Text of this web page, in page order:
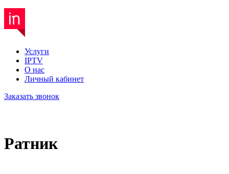
Услуги
IPTV
О нас
Личный кабинет
Заказать звонок
Ратник